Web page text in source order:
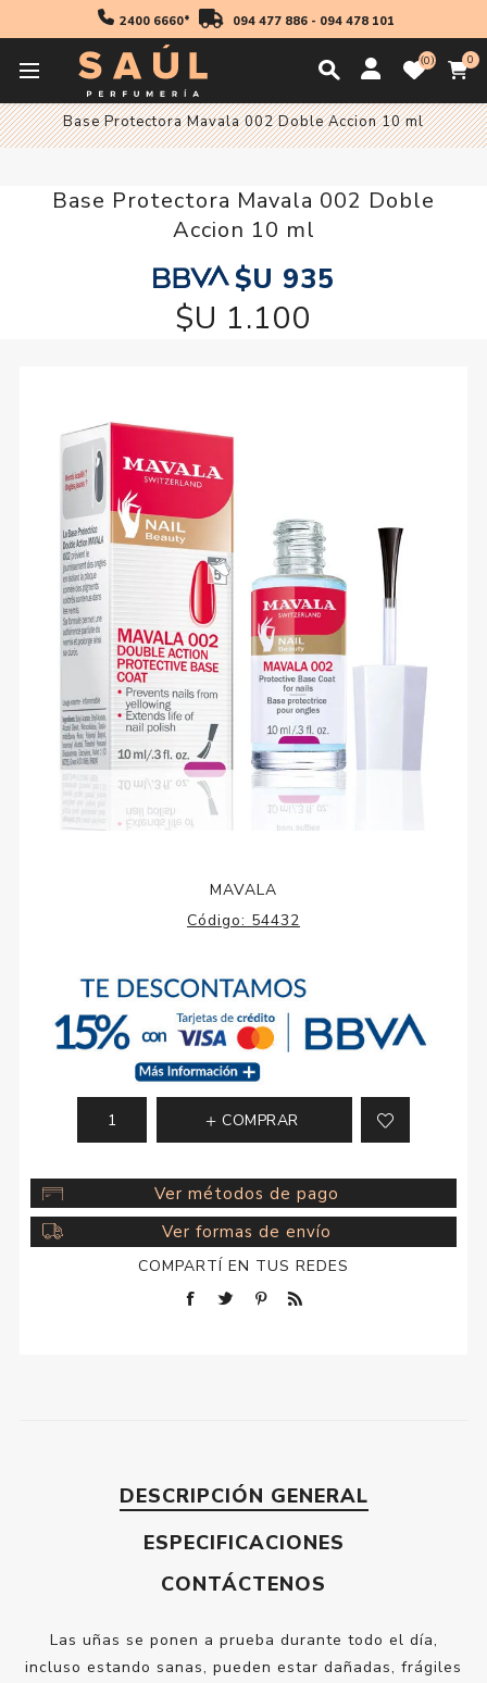
2400 6660* 094 477 886- 094 478 101
0 0
Inicio
Base Protectora Mavala 002 Doble Accion 10 ml
Base Protectora Mavala 002 Doble
Accion 10 ml
$U 935
$U 1.100
MAVALA
Código: 54432
COMPRAR
Ver métodos de pago
Ver formas de envío
COMPARTÍ EN TUS REDES
DESCRIPCIÓN GENERAL
ESPECIFICACIONES
CONTÁCTENOS
Las uñas se ponen a prueba durante todo el día,
incluso estando sanas, pueden estar dañadas, frágiles